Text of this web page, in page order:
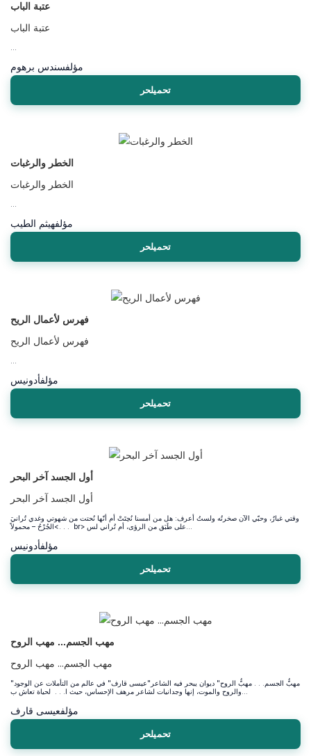
عتبة الباب
عتبة الباب
مؤلفسندس برهوم
تحميلحر
الخطر والرغبات
الخطر والرغبات
مؤلفهيثم الطيب
تحميلحر
فهرس لأعمال الريح
فهرس لأعمال الريح
...
مؤلفأدونيس
تحميلحر
أول الجسد آخر البحر
أول الجسد آخر البحر
وقتي غبارٌ، وحبّي الآن صخرتُه ولستُ أعرف: هل من أمسنا نُحِتَتْ أم أنّها نُحتت من شهوتي وغدي تُرانيَ
مؤلفأدونيس
تحميلحر
مهب الجسم... مهب الروح
مهب الجسم... مهب الروح
"مهبُّ الجسم. . . مهبُّ الروح" ديوان يبحر فيه الشاعر"عيسى قارف" في عالم من التأملات عن الوجود
مؤلفعيسى قارف
تحميلحر